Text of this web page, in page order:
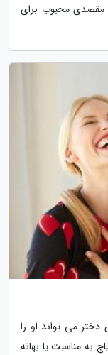
مقصدی محبوب برای
می تواند او را
به مناسبت یا بهانه